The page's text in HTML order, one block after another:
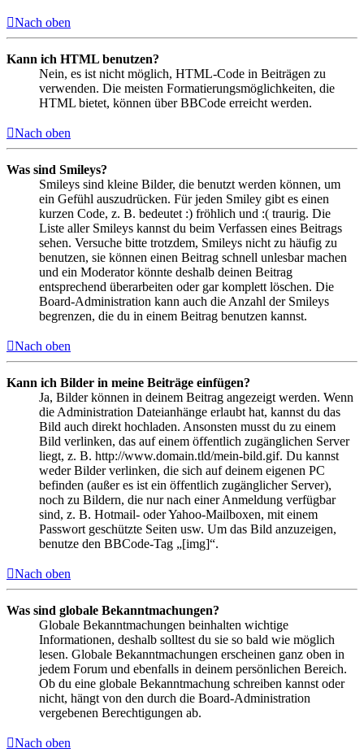
Nach oben
Kann ich HTML benutzen?
Nein, es ist nicht möglich, HTML-Code in Beiträgen zu
verwenden. Die meisten Formatierungsmöglichkeiten, die
HTML bietet, können über BBCode erreicht werden.
Nach oben
Was sind Smileys?
Smileys sind kleine Bilder, die benutzt werden können, um
ein Gefühl auszudrücken. Für jeden Smiley gibt es einen
kurzen Code, z. B. bedeutet :) fröhlich und :( traurig. Die
Liste aller Smileys kannst du beim Verfassen eines Beitrags
sehen. Versuche bitte trotzdem, Smileys nicht zu häufig zu
benutzen, sie können einen Beitrag schnell unlesbar machen
und ein Moderator könnte deshalb deinen Beitrag
entsprechend überarbeiten oder gar komplett löschen. Die
Board-Administration kann auch die Anzahl der Smileys
begrenzen, die du in einem Beitrag benutzen kannst.
Nach oben
Kann ich Bilder in meine Beiträge einfügen?
Ja, Bilder können in deinem Beitrag angezeigt werden. Wenn
die Administration Dateianhänge erlaubt hat, kannst du das
Bild auch direkt hochladen. Ansonsten musst du zu einem
Bild verlinken, das auf einem öffentlich zugänglichen Server
liegt, z. B. http://www.domain.tld/mein-bild.gif. Du kannst
weder Bilder verlinken, die sich auf deinem eigenen PC
befinden (außer es ist ein öffentlich zugänglicher Server),
noch zu Bildern, die nur nach einer Anmeldung verfügbar
sind, z. B. Hotmail- oder Yahoo-Mailboxen, mit einem
Passwort geschützte Seiten usw. Um das Bild anzuzeigen,
benutze den BBCode-Tag „[img]“.
Nach oben
Was sind globale Bekanntmachungen?
Globale Bekanntmachungen beinhalten wichtige
Informationen, deshalb solltest du sie so bald wie möglich
lesen. Globale Bekanntmachungen erscheinen ganz oben in
jedem Forum und ebenfalls in deinem persönlichen Bereich.
Ob du eine globale Bekanntmachung schreiben kannst oder
nicht, hängt von den durch die Board-Administration
vergebenen Berechtigungen ab.
Nach oben